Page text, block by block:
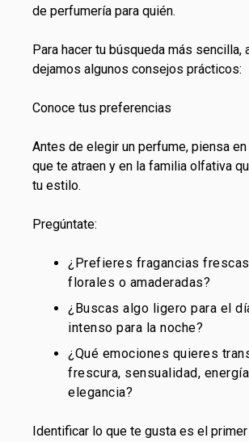
de perfumería para quién.
Para hacer tu búsqueda más sencilla,
dejamos algunos consejos prácticos:
Conoce tus preferencias
Antes de elegir un perfume, piensa
que te atraen y en la familia olfativa
tu estilo.
Pregúntate:
¿Prefieres fragancias
florales o amaderadas?
¿Buscas algo ligero para el
intenso para la noche?
¿Qué emociones quieres
frescura, sensualidad,
elegancia?
Identificar lo que te gusta es el